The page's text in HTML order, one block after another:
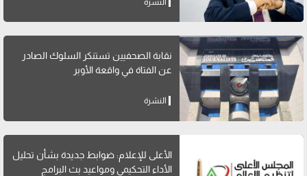
نقابة الصحفيين تستنكر السلوك الصادر
عن الفتاة في واقعة الأوبر
النشرة
الأعلى للإعلام: ضوابط جديدة بشأن تحليل
الأداء التحكيمي ومواعيد بث البرامج